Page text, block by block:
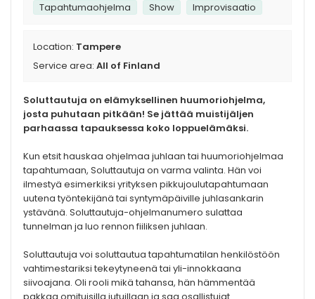
Soluttautuja on elämyksellinen huumoriohjelma,
josta puhutaan pitkään! Se jättää muistijäljen
parhaassa tapauksessa koko loppuelämäksi.
Kun etsit hauskaa ohjelmaa juhlaan tai huumoriohjelmaa
tapahtumaan, Soluttautuja on varma valinta. Hän voi
ilmestyä esimerkiksi yrityksen pikkujoulutapahtumaan
uutena työntekijänä tai syntymäpäiville juhlasankarin
ystävänä. Soluttautuja-ohjelmanumero sulattaa
tunnelman ja luo rennon fiiliksen juhlaan.
Soluttautuja voi soluttautua tapahtumatilan henkilöstöön
vahtimestariksi tekeytyneenä tai yli-innokkaana
siivoajana. Oli rooli mikä tahansa, hän hämmentää
Tapahtumaohjelma
Show Improvisaatio
Location: Tampere
Service area: All of Finland